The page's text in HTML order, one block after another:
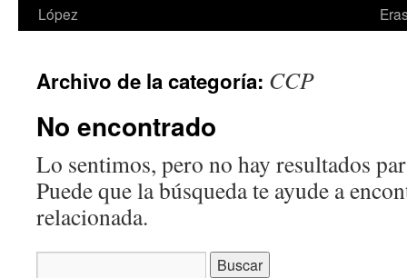
López
Archivo de la categoría: CCP
No encontrado
Lo sentimos, pero no hay resultados
Puede que la búsqueda te ayude a
relacionada.